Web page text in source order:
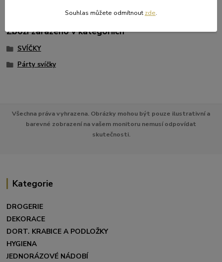
Zboží zařazeno v kategoriích
SVÍČKY
Párty svíčky
Všechna práva vyhrazena. Obrázky mohou být pouze ilustrativní a
barevné zobrazení na vašem monitoru nemusí odpovídat
skutečnosti.
Kategorie
DROGERIE
DEKORACE
DORT. KRABICE A PODLOŽKY
HYGIENA
JEDNORÁZOVÉ NÁDOBÍ
Souhlas můžete odmítnout zde.